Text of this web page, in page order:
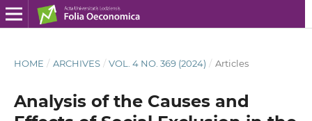
HOME / ARCHIVES / VOL. 4 NO. 369 (2024) / Articles
Analysis of the Causes and